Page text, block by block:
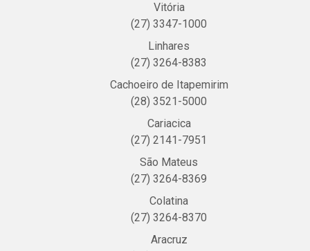
Vitória
(27) 3347-1000
Linhares
(27) 3264-8383
Cachoeiro de Itapemirim
(28) 3521-5000
Cariacica
(27) 2141-7951
São Mateus
(27) 3264-8369
Colatina
(27) 3264-8370
Aracruz